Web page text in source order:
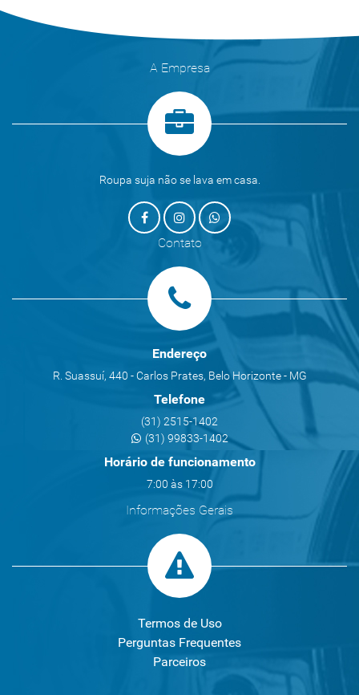
A Empresa
Roupa suja não se lava em casa.
Contato
Endereço
R. Suassuí, 440 - Carlos Prates, Belo Horizonte - MG
Telefone
(31) 2515-1402
(31) 99833-1402
Horário de funcionamento
7:00 às 17:00
Informações Gerais
Termos de Uso
Perguntas Frequentes
Parceiros